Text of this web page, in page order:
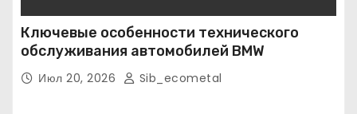
Ключевые особенности технического
обслуживания автомобилей BMW
Июл 20, 2026 Sib_ecometal